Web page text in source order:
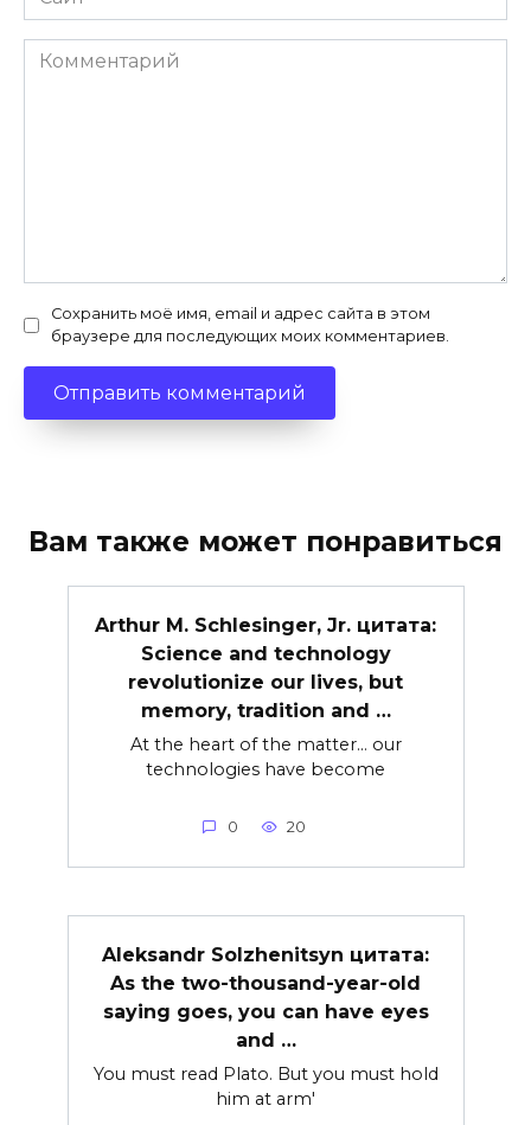
Комментарий
Сохранить моё имя, email и адрес сайта в этом
браузере для последующих моих комментариев.
Вам также может понравиться
Arthur M. Schlesinger, Jr. цитата:
Science and technology
revolutionize our lives, but
memory, tradition and …
At the heart of the matter… our
technologies have become
0 20
Aleksandr Solzhenitsyn цитата:
As the two-thousand-year-old
saying goes, you can have eyes
and …
You must read Plato. But you must hold
him at arm'